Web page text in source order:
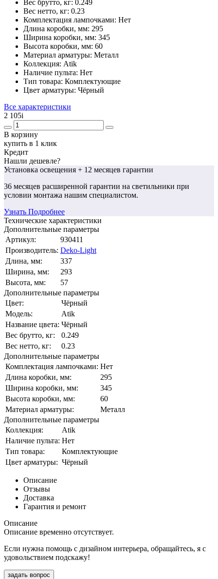
Вес брутто, кг: 0.249
Вес нетто, кг: 0.23
Комплектация лампочками: Нет
Длина коробки, мм: 295
Ширина коробки, мм: 345
Высота коробки, мм: 60
Материал арматуры: Металл
Коллекция: Atik
Наличие пульта: Нет
Тип товара: Комплектующие
Цвет арматуры: Чёрный
Все характеристики
2 105i
В корзину
купить в 1 клик
Кредит
Нашли дешевле?
Установка освещения + 12 месяцев гарантии
36 месяцев расширенной гарантии на светильники при
условии монтажа нашим специалистом.
Узнать Подробнее
Технические характеристики
Дополнительные параметры
Артикул:
930411
Производитель: Deko-Light
Длина, мм:
337
Ширина, мм:
293
Высота, мм:
57
Дополнительные параметры
Цвет:
Чёрный
Модель:
Atik
Название цвета: Чёрный
Вес брутто, кг:
0.249
Вес нетто, кг:
0.23
Дополнительные параметры
Комплектация лампочками: Нет
Длина коробки, мм:
295
Ширина коробки, мм:
345
Высота коробки, мм:
60
Материал арматуры:
Металл
Дополнительные параметры
Коллекция:
Atik
Наличие пульта: Нет
Тип товара:
Комплектующие
Цвет арматуры: Чёрный
Описание
Отзывы
Доставка
Гарантия и ремонт
Описание
Описание временно отсутствует.
Если нужна помощь с дизайном интерьера, обращайтесь, я с
удовольствием подскажу!
задать вопрос